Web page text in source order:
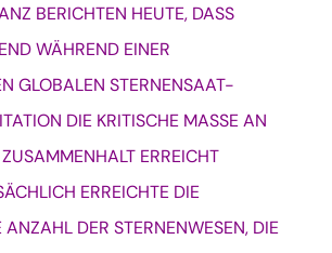
BERICHTEN HEUTE, DASS
WÄHREND EINER
GLOBALEN STERNENSAAT-
DIE KRITISCHE MASSE AN
ERREICHT
ERREICHTE DIE
ANZAHL DER STERNENWESEN, DIE